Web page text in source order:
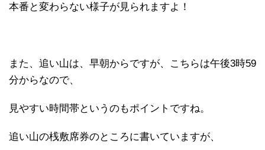
本番と変わらない様子が見られますよ！
また、追い山は、早朝からですが、こちらは午後3時59
分からなので、
見やすい時間帯というのもポイントですね。
追い山の桟敷席券のところに書いていますが、